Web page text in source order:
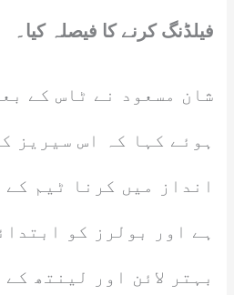
فیلڈنگ کرنے کا فیصلہ کیا۔
شان مسعود نے ٹاس کے
ہوئے کہا کہ اس سیریز
انداز میں کرنا ٹیم
ہے اور بولرز کو
بہتر لائن اور لینتھ